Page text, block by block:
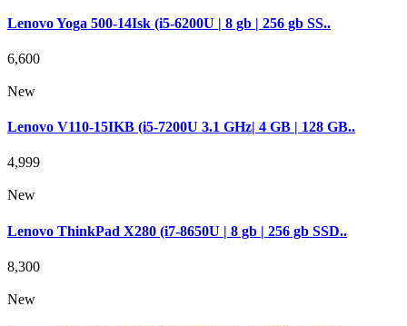
Lenovo Yoga 500-14Isk (i5-6200U | 8 gb | 256 gb SS..
6,600
New
Lenovo V110-15IKB (i5-7200U 3.1 GHz| 4 GB | 128 GB..
4,999
New
Lenovo ThinkPad X280 (i7-8650U | 8 gb | 256 gb SSD..
8,300
New